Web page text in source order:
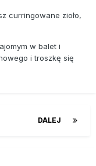
curringowane zioło,
w balet i
i troszkę się
DALEJ